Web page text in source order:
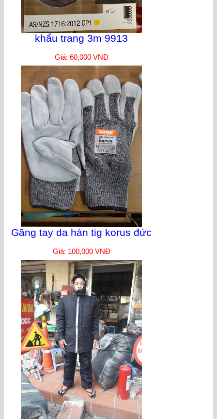
khẩu trang 3m 9913
Giá: 60,000 VNĐ
Găng tay da hàn tig korus đức
Giá: 100,000 VNĐ